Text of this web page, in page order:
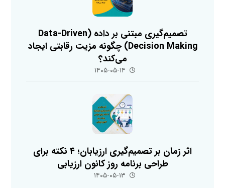
تصمیم‌گیری مبتنی بر داده (Data-Driven
Decision Making) چگونه مزیت رقابتی ایجاد
می‌کند؟
۱۴۰۵-۰۵-۱۴
اثر زمان بر تصمیم‌گیری ارزیابان؛ ۴ نکته برای
طراحی برنامه روز کانون ارزیابی
۱۴۰۵-۰۵-۱۳